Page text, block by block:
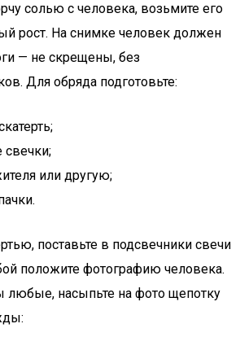
солью с человека, возьмите его
рост. На снимке человек должен
— не скрещены, без
Для обряда подготовьте:
свечки;
или другую;
поставьте в подсвечники свечи
положите фотографию человека.
любые, насыпьте на фото щепотку